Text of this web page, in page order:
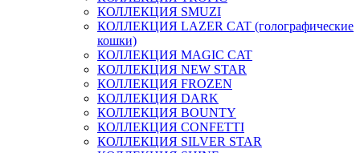
КОЛЛЕКЦИЯ SMUZI
КОЛЛЕКЦИЯ LAZER CAT (голографические
кошки)
КОЛЛЕКЦИЯ MAGIC CAT
КОЛЛЕКЦИЯ NEW STAR
КОЛЛЕКЦИЯ FROZEN
КОЛЛЕКЦИЯ DARK
КОЛЛЕКЦИЯ BOUNTY
КОЛЛЕКЦИЯ CONFETTI
КОЛЛЕКЦИЯ SILVER STAR